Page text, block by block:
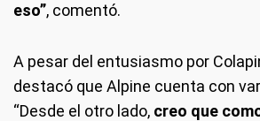
eso”, comentó.
A pesar del entusiasmo por
destacó que Alpine cuenta con
“Desde el otro lado, creo que